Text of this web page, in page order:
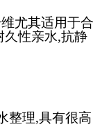
尤其适用于合
久性亲水,抗静
整理,具有很高